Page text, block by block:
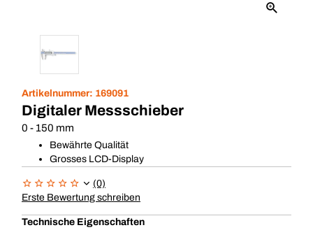
Artikelnummer: 169091
Digitaler Messschieber
0 - 150 mm
Bewährte Qualität
Grosses LCD-Display
(0)
Erste Bewertung schreiben
Technische Eigenschaften